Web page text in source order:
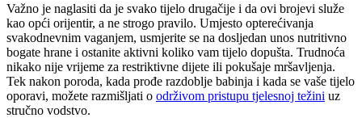
Važno je naglasiti da je svako tijelo drugačije i da ovi brojevi služe
kao opći orijentir, a ne strogo pravilo. Umjesto opterećivanja
svakodnevnim vaganjem, usmjerite se na dosljedan unos nutritivno
bogate hrane i ostanite aktivni koliko vam tijelo dopušta. Trudnoća
nikako nije vrijeme za restriktivne dijete ili pokušaje mršavljenja.
Tek nakon poroda, kada prođe razdoblje babinja i kada se vaše tijelo
oporavi, možete razmišljati o održivom pristupu tjelesnoj težini uz
stručno vodstvo.